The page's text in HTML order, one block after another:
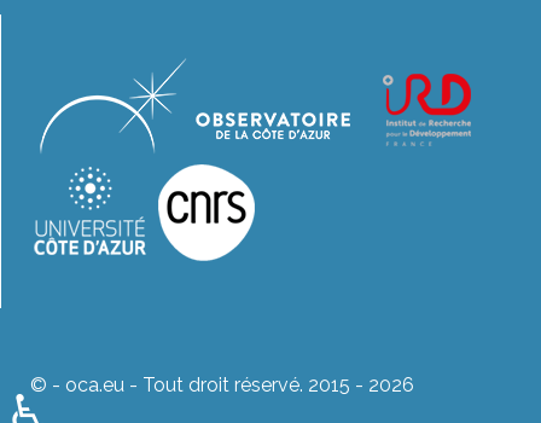
© - oca.eu - Tout droit réservé. 2015 - 2026